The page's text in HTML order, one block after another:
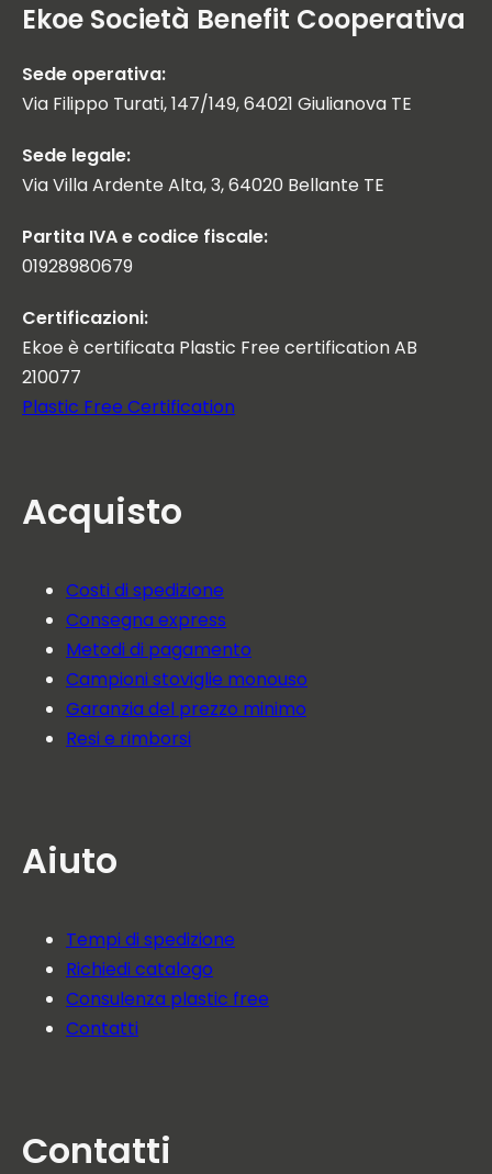
Ekoe Società Benefit Cooperativa
Sede operativa:
Via Filippo Turati, 147/149, 64021 Giulianova TE
Sede legale:
Via Villa Ardente Alta, 3, 64020 Bellante TE
Partita IVA e codice fiscale:
01928980679
Certificazioni:
Ekoe è certificata Plastic Free certification AB
210077
Plastic Free Certification
Acquisto
Costi di spedizione
Consegna express
Metodi di pagamento
Campioni stoviglie monouso
Garanzia del prezzo minimo
Resi e rimborsi
Aiuto
Tempi di spedizione
Richiedi catalogo
Consulenza plastic free
Contatti
Contatti